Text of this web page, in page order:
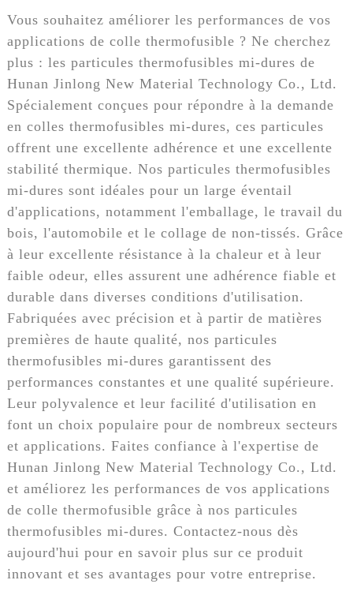
Vous souhaitez améliorer les performances de vos
applications de colle thermofusible ? Ne cherchez
plus : les particules thermofusibles mi-dures de
Hunan Jinlong New Material Technology Co., Ltd.
Spécialement conçues pour répondre à la demande
en colles thermofusibles mi-dures, ces particules
offrent une excellente adhérence et une excellente
stabilité thermique. Nos particules thermofusibles
mi-dures sont idéales pour un large éventail
d'applications, notamment l'emballage, le travail du
bois, l'automobile et le collage de non-tissés. Grâce
à leur excellente résistance à la chaleur et à leur
faible odeur, elles assurent une adhérence fiable et
durable dans diverses conditions d'utilisation.
Fabriquées avec précision et à partir de matières
premières de haute qualité, nos particules
thermofusibles mi-dures garantissent des
performances constantes et une qualité supérieure.
Leur polyvalence et leur facilité d'utilisation en
font un choix populaire pour de nombreux secteurs
et applications. Faites confiance à l'expertise de
Hunan Jinlong New Material Technology Co., Ltd.
et améliorez les performances de vos applications
de colle thermofusible grâce à nos particules
thermofusibles mi-dures. Contactez-nous dès
aujourd'hui pour en savoir plus sur ce produit
innovant et ses avantages pour votre entreprise.